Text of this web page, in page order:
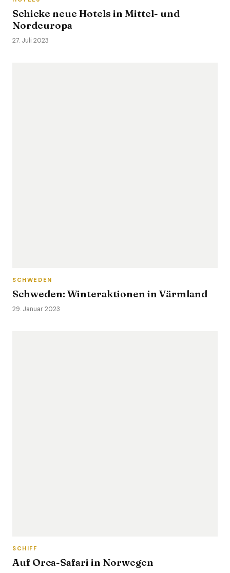
Schicke neue Hotels in Mittel- und
Nordeuropa
27. Juli 2023
SCHWEDEN
Schweden: Winteraktionen in Värmland
29. Januar 2023
SCHIFF
Auf Orca-Safari in Norwegen